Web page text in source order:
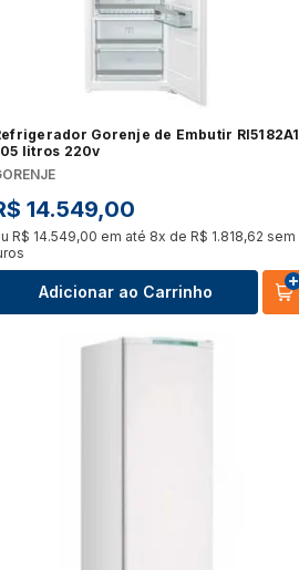
Gorenje de Embutir RI5182A1
litros 220v
14.549,00
R$ 14.549,00 em até 8x de R$ 1.818,62 sem
Adicionar ao Carrinho